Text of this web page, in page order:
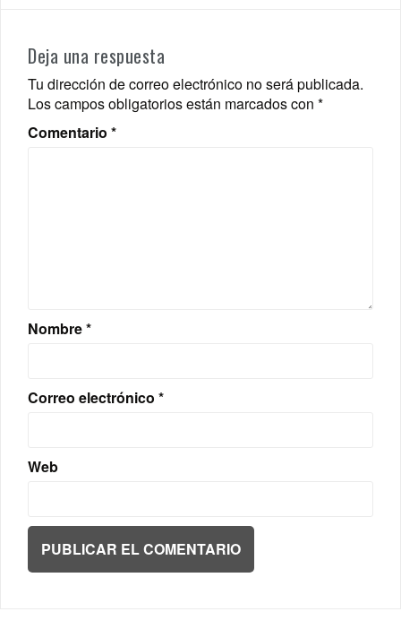
Deja una respuesta
Tu dirección de correo electrónico no será publicada.
Los campos obligatorios están marcados con *
Comentario *
Nombre*
Correo electrónico *
Web